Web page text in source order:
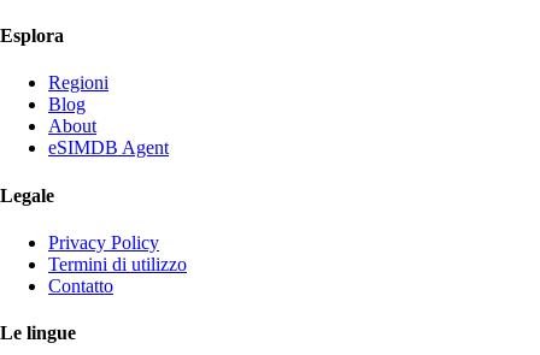
Esplora
Regioni
Blog
About
eSIMDB Agent
Legale
Privacy Policy
Termini di utilizzo
Contatto
Le lingue